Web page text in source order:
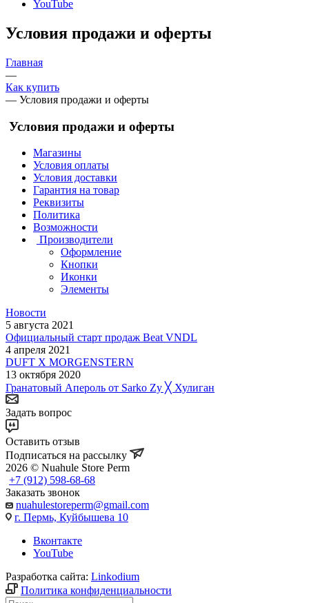
YouTube
Условия продажи и оферты
Главная
—
Как купить
— Условия продажи и оферты
Условия продажи и оферты
Магазины
Условия оплаты
Условия доставки
Гарантия на товар
Реквизиты
Политика
Возможности
Производители
Оформление
Кнопки
Иконки
Элементы
Новости
5 августа 2021
Официальный старт продаж Beat VNDL
4 апреля 2021
DUFT X MORGENSTERN
13 октября 2020
Гранатовый Апероль от Sarko Zy ╳ Хулиган
Задать вопрос
Оставить отзыв
Подписаться на рассылку
2026 © Nuahule Store Perm
+7 (912) 598-68-68
Заказать звонок
nuahulestoreperm@gmail.com
г. Пермь, Куйбышева 10
Вконтакте
YouTube
Разработка сайта: Linkodium
Политика конфиденциальности